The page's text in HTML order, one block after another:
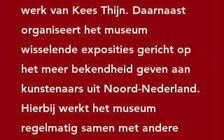
werk van Kees Thijn. Daarnaast
organiseert het museum
wisselende exposities gericht op
het meer bekendheid geven aan
kunstenaars uit Noord-Nederland.
Hierbij werkt het museum
regelmatig samen met andere